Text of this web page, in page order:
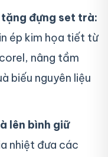
đựng set trà:
ép kim họa tiết từ
nâng tầm
biếu nguyên liệu
lên bình giữ
nhiệt đưa các